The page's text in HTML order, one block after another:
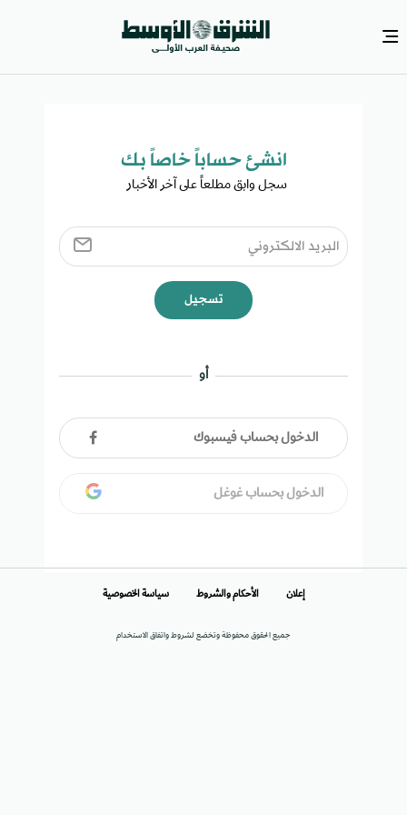
انشئ حساباً خاصاً بك​
سجل وابق مطلعاً على آخر الأخبار ​
تسجيل
أو
الدخول بحساب فيسبوك
الدخول بحساب غوغل
جميع الحقوق محفوظة وتخضع لشروط واتفاق الاستخدام
إعلان الأحكام والشروط سياسة الخصوصية